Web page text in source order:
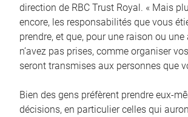
direction de RBC Trust Royal. « Mais
encore, les responsabilités que vous
prendre, et que, pour une raison ou une
n’avez pas prises, comme organiser
seront transmises aux personnes que
Bien des gens préfèrent prendre eux-
décisions, en particulier celles qui